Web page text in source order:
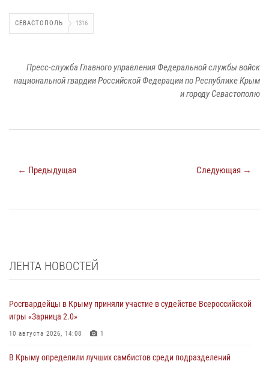
СЕВАСТОПОЛЬ 1316
Пресс-служба Главного управления Федеральной службы войск
национальной гвардии Российской Федерации по Республике Крым
и городу Севастополю
← Предыдущая Следующая →
ЛЕНТА НОВОСТЕЙ
Росгвардейцы в Крыму приняли участие в судействе Всероссийской
игры «Зарница 2.0»
10 августа 2026, 14:08 1
В Крыму определили лучших самбистов среди подразделений